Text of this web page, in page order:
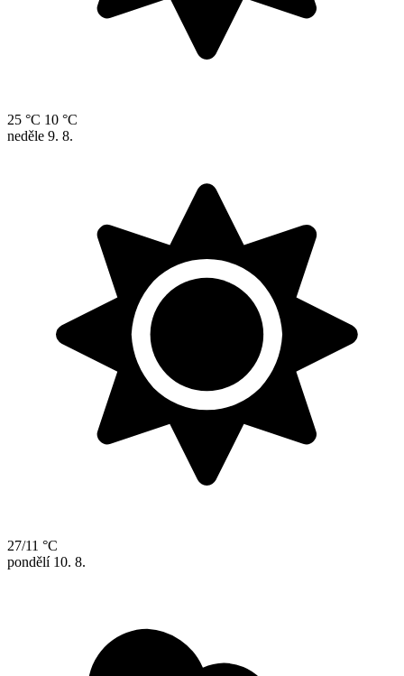
25 °C 10 °C
neděle 9. 8.
27/11 °C
pondělí 10. 8.